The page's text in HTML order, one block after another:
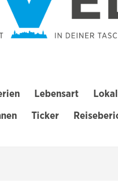
Lebensart
Ticker